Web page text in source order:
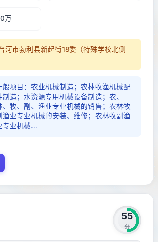
万
河市勃利县新起街18委（特殊学校北侧
般项目：农业机械制造；农林牧渔机械配
制造；水资源专用机械设备制造；农、
、牧、副、渔业专业机械的销售；农林牧
渔业专业机械的安装、维修；农林牧副渔
专业机械...
55
分